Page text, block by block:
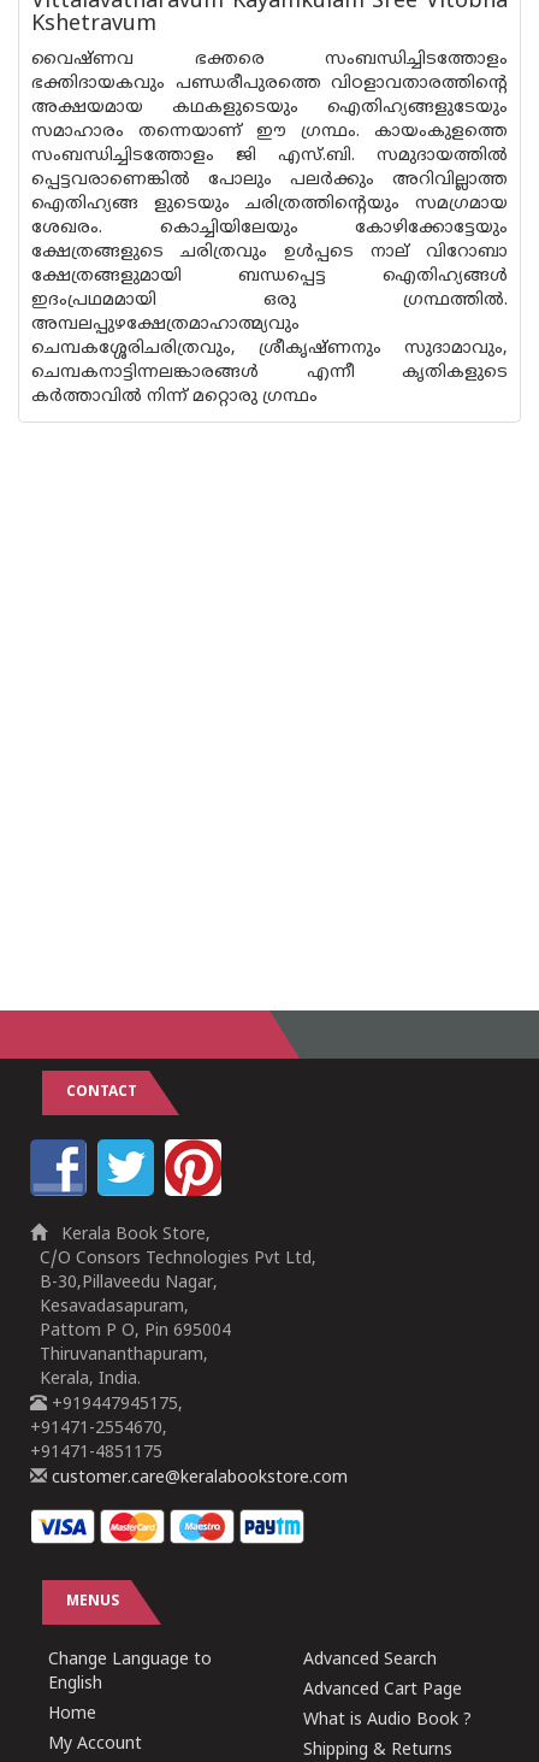
Kshetravum
വൈഷ്ണവ ഭക്തരെ സംബന്ധിച്ചിടത്തോളം
ഭക്തിദായകവും പണ്ഡരീപുരത്തെ വിഠളാവതാരത്തിൻ്റെ
അക്ഷയമായ കഥകളുടെയും ഐതിഹ്യങ്ങളുടേയും
സമാഹാരം തന്നെയാണ് ഈ ഗ്രന്ഥം. കായംകുളത്തെ
സംബന്ധിച്ചിടത്തോളം ജി എസ്.ബി. സമുദായത്തിൽ
പ്പെട്ടവരാണെങ്കിൽ പോലും പലർക്കും അറിവില്ലാത്ത
ഐതിഹ്യങ്ങ ളുടെയും ചരിത്രത്തിൻ്റെയും സമഗ്രമായ
ശേഖരം. കൊച്ചിയിലേയും കോഴിക്കോട്ടേയും
ക്ഷേത്രങ്ങളുടെ ചരിത്രവും ഉൾപ്പടെ നാല് വിറോബാ
ക്ഷേത്രങ്ങളുമായി ബന്ധപ്പെട്ട ഐതിഹ്യങ്ങൾ
ഇദംപ്രഥമമായി ഒരു ഗ്രന്ഥത്തിൽ.
അമ്പലപ്പുഴക്ഷേത്രമാഹാത്മ്യവും
ചെമ്പകശ്ശേരിചരിത്രവും, ശ്രീകൃഷ്ണ‌നും സുദാമാവും,
ചെമ്പകനാട്ടിന്നലങ്കാരങ്ങൾ എന്നീ കൃതികളുടെ
കർത്താവിൽ നിന്ന് മറ്റൊരു ഗ്രന്ഥം
CONTACT
Kerala Book Store,
C/O Consors Technologies Pvt Ltd,
B-30,Pillaveedu Nagar,
Kesavadasapuram,
Pattom P O, Pin 695004
Thiruvananthapuram,
Kerala, India.
+919447945175,
+91471-2554670,
+91471-4851175
customer.care@keralabookstore.com
MENUS
Change Language to
English
Home
My Account
Advanced Search
Advanced Cart Page
What is Audio Book ?
Shipping & Returns